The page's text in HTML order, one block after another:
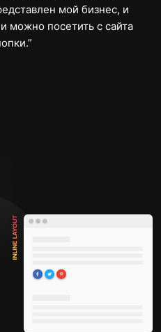
мой бизнес, и
можно посетить с сайта